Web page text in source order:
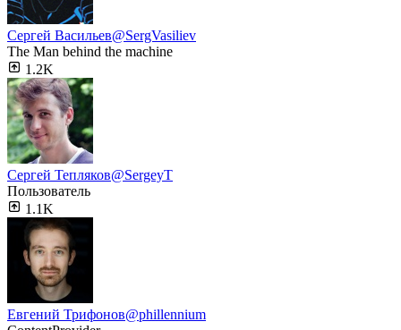
Сергей Васильев@SergVasiliev
The Man behind the machine
1.2K
Сергей Тепляков@SergeyT
Пользователь
1.1K
Евгений Трифонов@phillennium